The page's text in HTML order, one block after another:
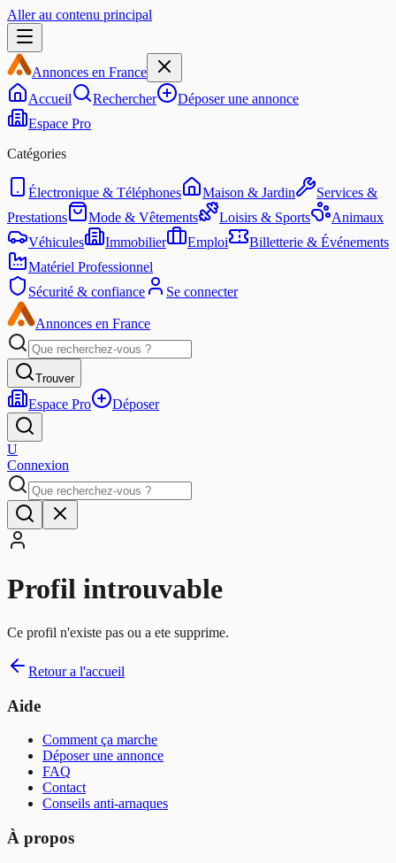
Aller au contenu principal
Annonces en France
Accueil
Rechercher
Déposer une annonce
Espace Pro
Catégories
Électronique & Téléphones Maison & Jardin
Services &
Prestations
Mode & Vêtements Loisirs & Sports
Animaux
Véhicules
Immobilier Emploi
Billetterie & Événements
Matériel Professionnel
Sécurité & confiance
Se connecter
Annonces en France
Trouver
Espace Pro Déposer
U
Connexion
Profil introuvable
Ce profil n'existe pas ou a ete supprime.
Retour a l'accueil
Aide
Comment ça marche
Déposer une annonce
FAQ
Contact
Conseils anti-arnaques
À propos